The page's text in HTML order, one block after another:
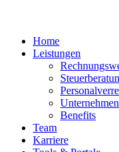
Home
Leistungen
Benefits
Team
Karriere